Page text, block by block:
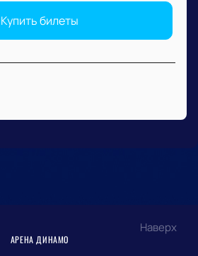
Купить билеты
Наверх
АРЕНА ДИНАМО